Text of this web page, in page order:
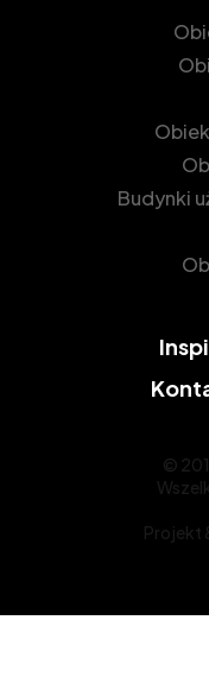
Budynki
©
Projekt